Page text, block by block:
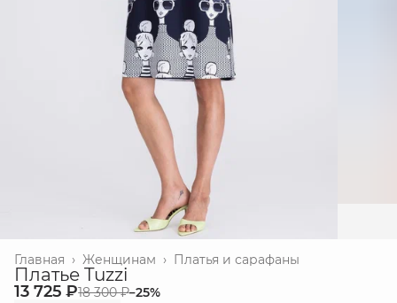
Платья и сарафаны
Женщинам ›
Главная ›
Платье Tuzzi
13 725 ₽18 300 ₽−25%